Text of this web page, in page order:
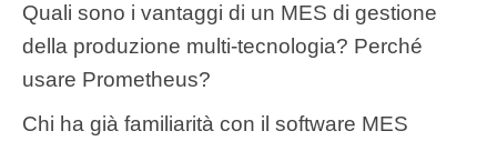
Quali sono i vantaggi di un MES di gestione
della produzione multi-tecnologia? Perché
usare Prometheus?
Chi ha già familiarità con il software MES